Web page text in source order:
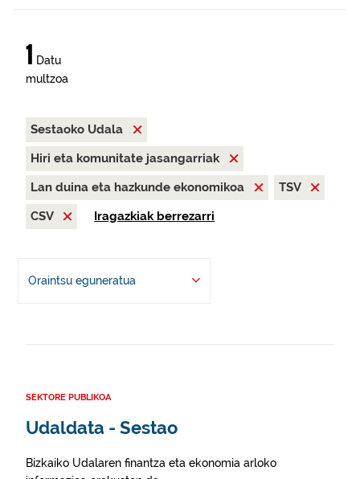
1 Datu
multzoa
Sestaoko Udala
Hiri eta komunitate jasangarriak
Lan duina eta hazkunde ekonomikoa
TSV
CSV
Iragazkiak berrezarri
Oraintsu eguneratua
SEKTORE PUBLIKOA
Udaldata - Sestao
Bizkaiko Udalaren finantza eta ekonomia arloko